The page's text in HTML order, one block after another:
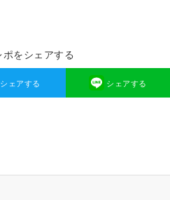
をシェアする
シェアする シェアする